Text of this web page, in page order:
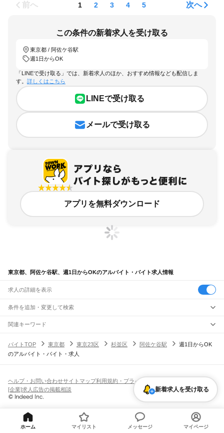
前へ 1 2 3 4 5 次へ
この条件の新着求人を受け取る
東京都 / 阿佐ケ谷駅
週1日からOK
「LINEで受け取る」では、新着求人のほか、おすすめ情報なども配信しま
す。 詳しくはこちら
LINEで受け取る
メールで受け取る
アプリを無料ダウンロード
東京都、阿佐ケ谷駅、週1日からOKのアルバイト・バイト求人情報
求人の詳細を表示
条件を追加・変更して検索
市区町村を追加・変更
東京都すべて
東京23区 すべて
江戸川区
八王子市立川市武蔵野市 昭島市調布市町田市小金井市
小平市日野市 狛江市東大和市清瀬市
新島村
御蔵島村 青ヶ島村 小笠原村
駅を追加・変更
JR山手線
大崎駅五反田駅目黒駅恵比寿駅 代々木駅新宿駅新大久保駅
高田馬場駅
田端駅
高輪ゲートウェイ駅
品川駅
JR南武線
職種を追加・変更
飲食・フードサービスすべて
ホールスタッフキッチンスタッフ 皿洗い・洗い場 精肉・鮮魚加工給食調理
パン屋（ベーカリー）
バー（BAR）・バーテンダー
営業・販売
営業・販売
営業テレフォンアポインター（テレアポ） ルートセールス
人気
日払いOK高校生歓迎 髪型・髪色自由
勤務期間
短期単発・1日OK
期間限定（春夏冬休み等）
シフト
雇用形態を追加・変更
正社員
契約社員
派遣社員
関連キーワード
バイトTOP
東京都 東京23区 杉並区 阿佐ケ谷駅
週1日からOK
のアルバイト・バイト・求人
新着求人を受け取る
ヘルプ・お問い合わせサイトマップ利用規約・プライバシーポリシー
[企業]求人広告の掲載相談
ホーム マイリスト メッセージ マイページ